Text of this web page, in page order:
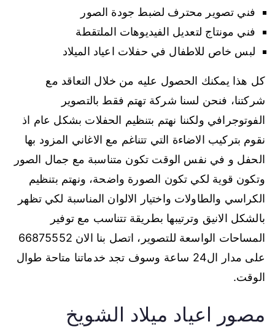
فني تصوير محترف لضبط جودة الصور
فني مونتاج لتعديل الفيديوهات الملتقطة
لبس خاص للاطفال في حفلات اعياد الميلاد
كل هذا يمكنك الحصول عليه من خلال التعاقد مع
شركتنا، فنحن لسنا شركة تهتم فقط بالتصوير
الفوتوجرافي ولكننا نهتم بتنظيم الحفلات بشكل عام اذ
نقوم بتركيب الاضاءة التي تتناغم مع الاغاني المزود بها
الحفل و في نفس الوقت تكون متناسبة مع جمال الصور
وتكون قوية لكي تكون الصورة واضحة، ونهتم بتنظيم
الكراسي والطاولات واختيار الالوان المناسبة لكي تظهر
بالشكل الانيق وترتيبها بطريقة تتناسب مع توفير
المساحات الواسعة للتصوير، اتصل بنا الان 66875552
على مدار ال24 ساعة وسوف تجد خدماتنا متاحة طوال
الوقت.
مصور اعياد ميلاد الشويخ